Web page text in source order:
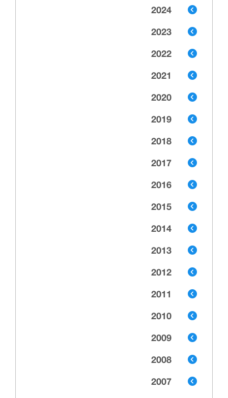
2024
2023
2022
2021
2020
2019
2018
2017
2016
2015
2014
2013
2012
2011
2010
2009
2008
2007